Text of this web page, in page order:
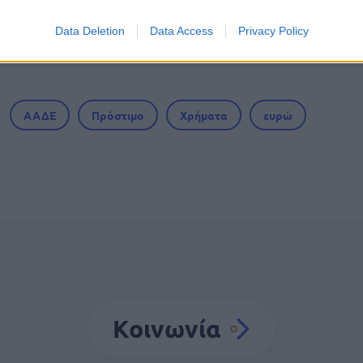
Data Deletion Data Access Privacy Policy
ΑΑΔΕ Πρόστιμο Χρήματα ευρώ
Κοινωνία